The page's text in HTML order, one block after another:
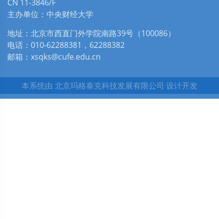
CN 11-3846/F
主办单位：中央财经大学
地址：北京市西直门外学院南路39号（100086）
电话：010-62288381，62288382
邮箱：xsqks@cufe.edu.cn
本系统由 北京玛格泰克科技发展有限公司 设计开发